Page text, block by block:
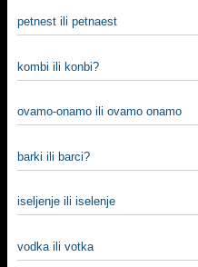
petnest ili petnaest
kombi ili konbi?
ovamo-onamo ili ovamo onamo
barki ili barci?
iselјenje ili iselenje
vodka ili votka